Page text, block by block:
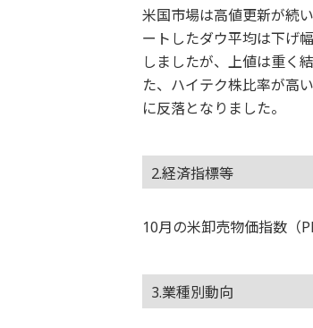
米国市場は高値更新が続
ートしたダウ平均は下げ
しましたが、上値は重く
た、ハイテク株比率が高
に反落となりました。
2.経済指標等
10月の米卸売物価指数（
3.業種別動向